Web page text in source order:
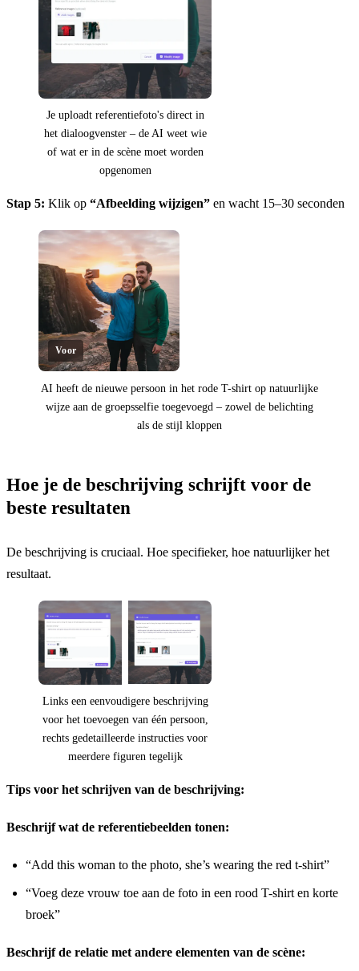
Je uploadt referentiefoto's direct in
het dialoogvenster – de AI weet wie
of wat er in de scène moet worden
opgenomen
Stap 5: Klik op “Afbeelding wijzigen” en wacht 15–30 seconden
Klik om te onthullen
Voor
AI heeft de nieuwe persoon in het rode T-shirt op natuurlijke
wijze aan de groepsselfie toegevoegd – zowel de belichting
als de stijl kloppen
Hoe je de beschrijving schrijft voor de
beste resultaten
De beschrijving is cruciaal. Hoe specifieker, hoe natuurlijker het
resultaat.
Links een eenvoudigere beschrijving
voor het toevoegen van één persoon,
rechts gedetailleerde instructies voor
meerdere figuren tegelijk
Tips voor het schrijven van de beschrijving:
Beschrijf wat de referentiebeelden tonen:
“Add this woman to the photo, she’s wearing the red t-shirt”
“Voeg deze vrouw toe aan de foto in een rood T-shirt en korte
broek”
Beschrijf de relatie met andere elementen van de scène: